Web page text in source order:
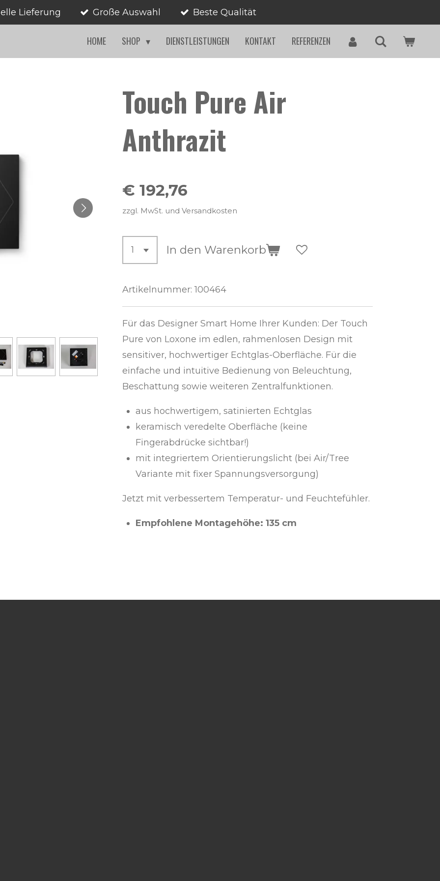
Lieferung Große Auswahl Beste Qualität
HOME SHOP DIENSTLEISTUNGEN KONTAKT REFERENZEN
Touch Pure Air
Anthrazit
€ 192,76
zzgl. MwSt. und Versandkosten
In den Warenkorb
Artikelnummer: 100464
Für das Designer Smart Home Ihrer Kunden: Der Touch
Pure von Loxone im edlen, rahmenlosen Design mit
sensitiver, hochwertiger Echtglas-Oberfläche. Für die
einfache und intuitive Bedienung von Beleuchtung,
Beschattung sowie weiteren Zentralfunktionen.
aus hochwertigem, satinierten Echtglas
keramisch veredelte Oberfläche (keine
Fingerabdrücke sichtbar!)
mit integriertem Orientierungslicht (bei Air/Tree
Variante mit fixer Spannungsversorgung)
Jetzt mit verbessertem Temperatur- und Feuchtefühler.
Empfohlene Montagehöhe: 135 cm